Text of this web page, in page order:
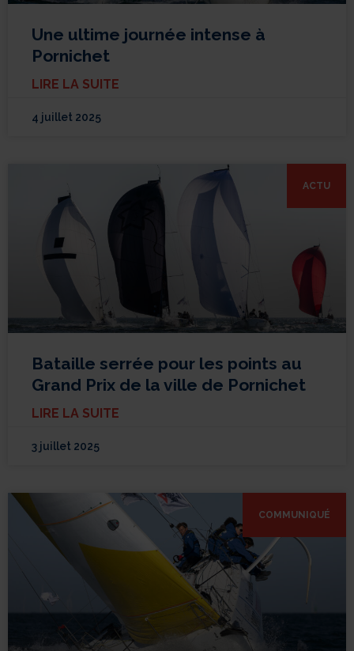
Une ultime journée intense à
Pornichet
LIRE LA SUITE
4 juillet 2025
ACTU
Bataille serrée pour les points au
Grand Prix de la ville de Pornichet
LIRE LA SUITE
3 juillet 2025
COMMUNIQUÉ